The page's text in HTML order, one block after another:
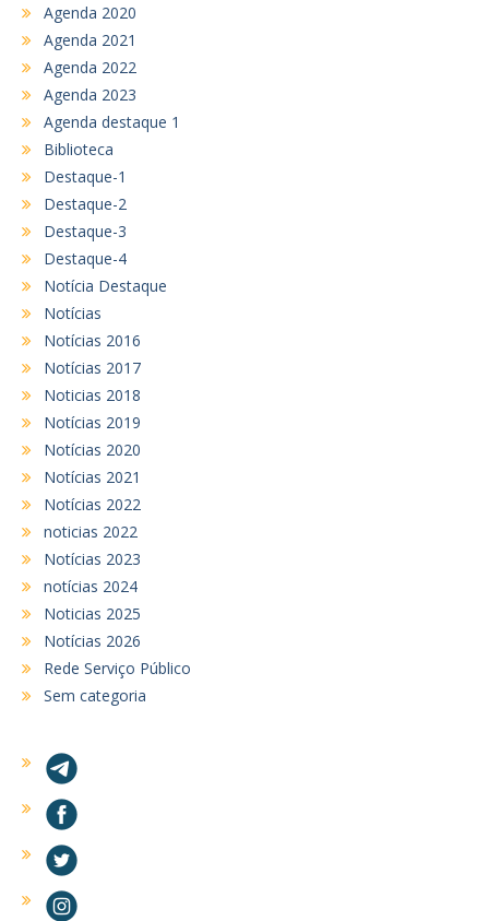
Agenda 2020
Agenda 2021
Agenda 2022
Agenda 2023
Agenda destaque 1
Biblioteca
Destaque-1
Destaque-2
Destaque-3
Destaque-4
Notícia Destaque
Notícias
Notícias 2016
Notícias 2017
Noticias 2018
Notícias 2019
Notícias 2020
Notícias 2021
Notícias 2022
noticias 2022
Notícias 2023
notícias 2024
Noticias 2025
Notícias 2026
Rede Serviço Público
Sem categoria